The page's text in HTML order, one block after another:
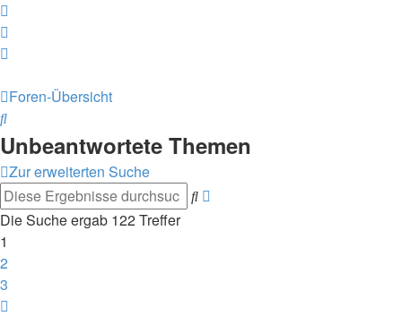
Foren-Übersicht
Suche
Unbeantwortete Themen
Zur erweiterten Suche
Suche
Die Suche ergab 122 Treffer
1
2
3